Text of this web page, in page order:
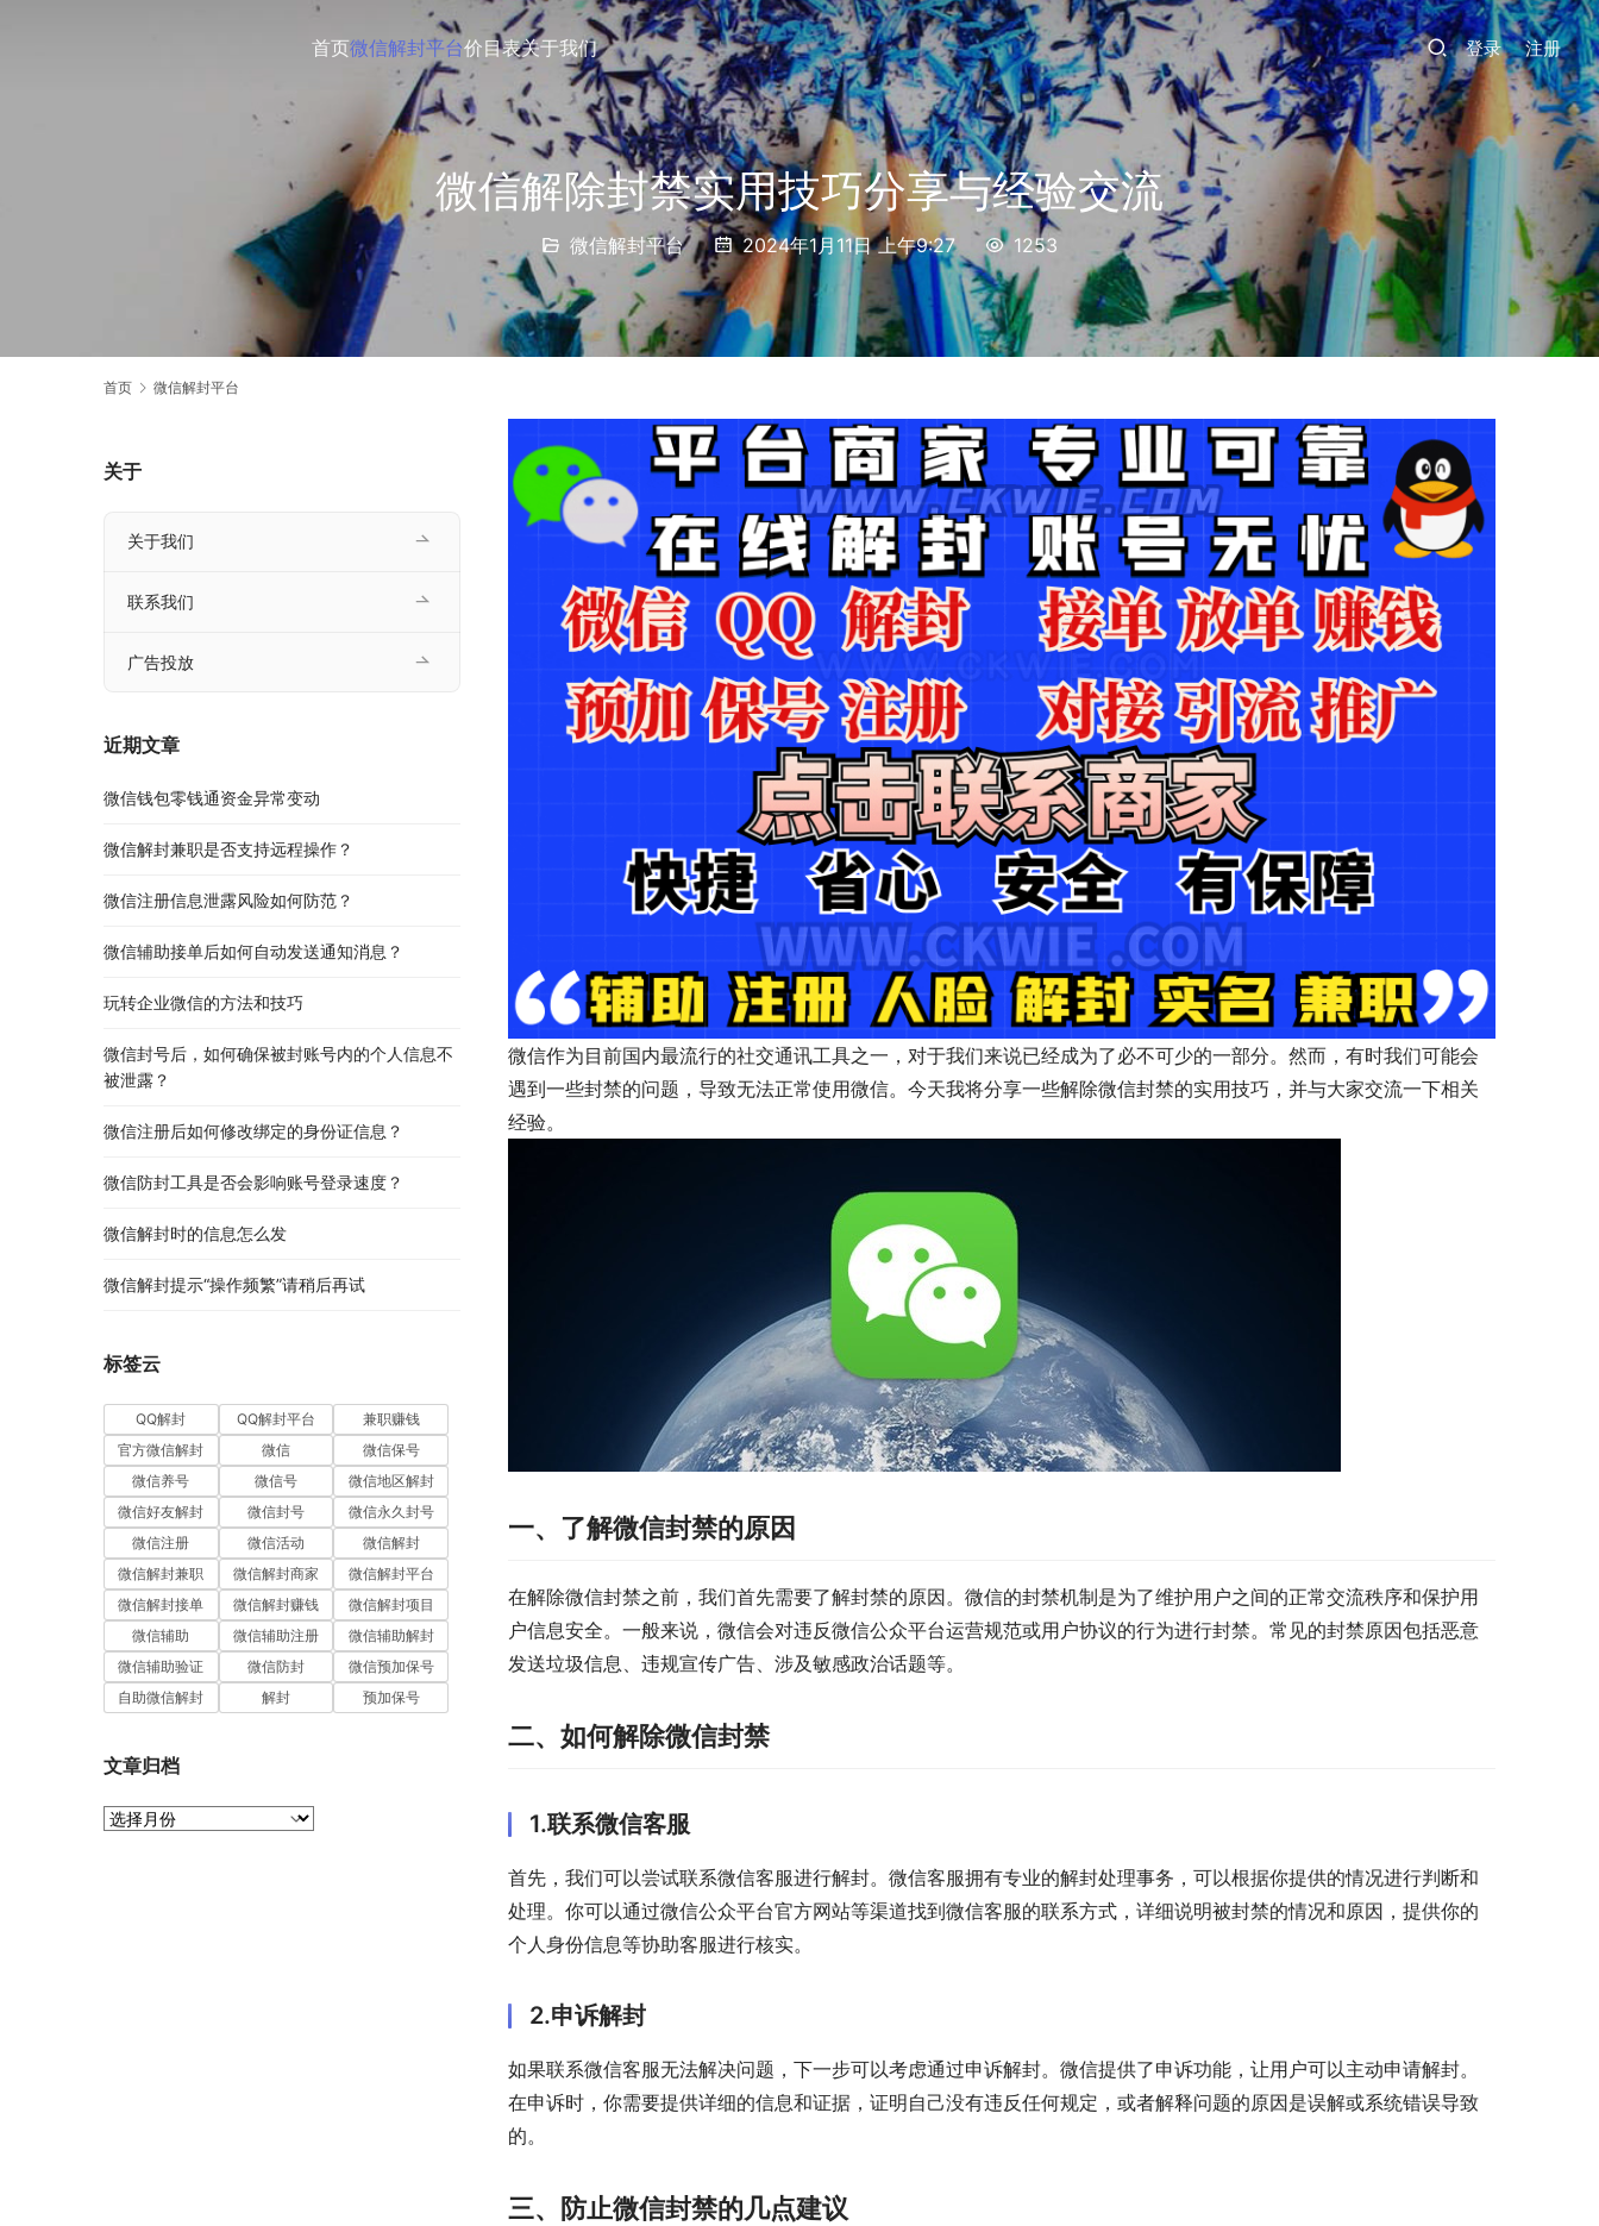
首页微信解封平台价目表关于我们 登录 注册
微信解除封禁实用技巧分享与经验交流
微信解封平台 2024年1月11日 上午9:27 1253
首页 微信解封平台
微信作为目前国内最流行的社交通讯工具之一，对于我们来说已经成为了必不可少的一部分。然而，有时我们可能会
遇到一些封禁的问题，导致无法正常使用微信。今天我将分享一些解除微信封禁的实用技巧，并与大家交流一下相关
经验。
一、了解微信封禁的原因
在解除微信封禁之前，我们首先需要了解封禁的原因。微信的封禁机制是为了维护用户之间的正常交流秩序和保护用
户信息安全。一般来说，微信会对违反微信公众平台运营规范或用户协议的行为进行封禁。常见的封禁原因包括恶意
发送垃圾信息、违规宣传广告、涉及敏感政治话题等。
二、如何解除微信封禁
1.联系微信客服
首先，我们可以尝试联系微信客服进行解封。微信客服拥有专业的解封处理事务，可以根据你提供的情况进行判断和
处理。你可以通过微信公众平台官方网站等渠道找到微信客服的联系方式，详细说明被封禁的情况和原因，提供你的
个人身份信息等协助客服进行核实。
2.申诉解封
如果联系微信客服无法解决问题，下一步可以考虑通过申诉解封。微信提供了申诉功能，让用户可以主动申请解封。
在申诉时，你需要提供详细的信息和证据，证明自己没有违反任何规定，或者解释问题的原因是误解或系统错误导致
的。
三、防止微信封禁的几点建议
关于
关于我们
联系我们
广告投放
近期文章
微信钱包零钱通资金异常变动
微信解封兼职是否支持远程操作？
微信注册信息泄露风险如何防范？
微信辅助接单后如何自动发送通知消息？
玩转企业微信的方法和技巧
微信封号后，如何确保被封账号内的个人信息不
被泄露？
微信注册后如何修改绑定的身份证信息？
微信防封工具是否会影响账号登录速度？
微信解封时的信息怎么发
微信解封提示“操作频繁”请稍后再试
标签云
QQ解封 QQ解封平台
兼职赚钱
官方微信解封
微信
微信保号
微信养号
微信号
微信地区解封
微信好友解封
微信封号
微信永久封号
微信注册
微信活动
微信解封
微信解封兼职
微信解封商家
微信解封平台
微信解封接单
微信解封赚钱
微信解封项目
微信辅助
微信辅助注册
微信辅助解封
微信辅助验证
微信防封
微信预加保号
自助微信解封
解封 预加保号
文章归档
文